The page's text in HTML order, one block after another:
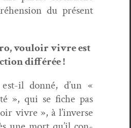
du présent
vouloir vivre est
différée !
il don­né, d’un «
», qui se fiche pas
vivre », à l’inverse